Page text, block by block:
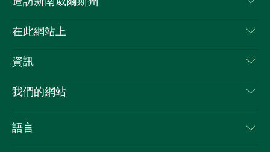
嘰
喳
聯絡我們
隱私
Cookie 通知
在此網站上
目的地
新南威爾士州公路旅行
活動
資訊
旅行資訊
新南威爾士州的商業
我們的網站
語言